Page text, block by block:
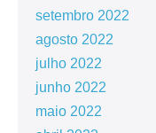
setembro 2022
agosto 2022
julho 2022
junho 2022
maio 2022